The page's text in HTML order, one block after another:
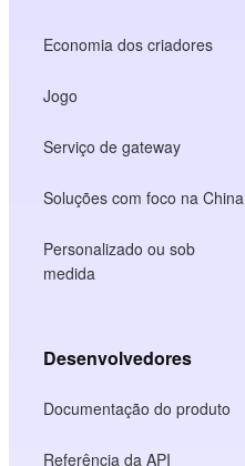
Economia dos criadores
Jogo
Serviço de gateway
Soluções com foco na China
Personalizado ou sob
medida
Desenvolvedores
Documentação do produto
Referência da API